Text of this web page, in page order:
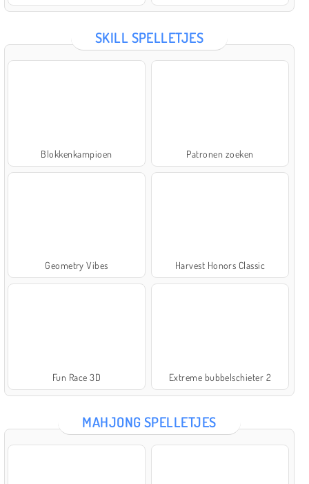
SKILL SPELLETJES
Blokkenkampioen Patronen zoeken
Geometry Vibes Harvest Honors Classic
Fun Race 3D Extreme bubbelschieter 2
MAHJONG SPELLETJES